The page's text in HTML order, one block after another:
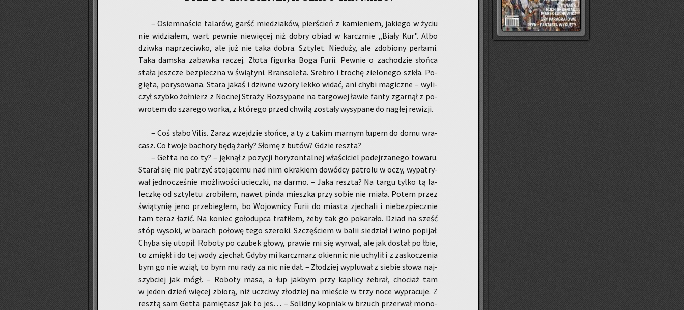
– Osiem­na­ście ta­la­rów, garść mie­dzia­ków, pier­ścień z ka­mie­niem, ja­kie­go w życiu
nie wi­dzia­łem, wart pew­nie niewię­cej niż dobry obiad w karcz­mie „Biały Kur". Albo
dziw­ka na­prze­ciw­ko, ale już nie taka dobra. Szty­let. Nie­du­ży, ale zdo­bio­ny per­ła­mi.
Taka dam­ska za­baw­ka ra­czej. Złota fi­gur­ka Boga Furii. Pew­nie o za­cho­dzie słoń­ca
stała jesz­cze bez­piecz­na w świą­ty­ni. Bran­so­le­ta. Sre­bro i tro­chę zie­lo­ne­go szkła. Po­
gię­ta, po­ry­so­wa­na. Stara jakaś i dziw­ne wzory lekko widać, ani chybi ma­gicz­ne – wy­li­
czył szyb­ko żoł­nierz z Noc­nej Stra­ży. Roz­sy­pa­ne na tar­go­wej ławie fanty zgar­nął z po­
wro­tem do sza­re­go worka, z któ­re­go przed chwi­lą zo­sta­ły wy­sy­pa­ne do na­głej re­wi­zji.
– Coś słabo Vilis. Zaraz wzej­dzie słoń­ce, a ty z takim mar­nym łupem do domu wra­
casz. Co twoje ba­cho­ry będą żarły? Słomę z butów? Gdzie resz­ta?
– Getta no co ty? – jęk­nął z po­zy­cji ho­ry­zon­tal­nej wła­ści­ciel po­dej­rza­ne­go to­wa­ru.
Sta­rał się nie pa­trzyć sto­ją­ce­mu nad nim okra­kiem do­wód­cy pa­tro­lu w oczy, wy­pa­try­
wał jed­no­cze­śnie moż­li­wo­ści uciecz­ki, na darmo. – Jaka resz­ta? Na targu tylko tą la­
lecz­kę od szty­le­tu zro­bi­łem, nawet pinda miesz­ka przy sobie nie miała. Potem przez
świą­ty­nię jeno prze­bie­głem, bo Wo­jow­ni­cy Furii do mia­sta zje­cha­li i nie­bez­piecz­nie
tam teraz łazić. Na ko­niec go­ło­dup­ca tra­fi­łem, żeby tak go po­ka­ra­ło. Dziad na sześć
stóp wy­so­ki, w ba­rach po­ło­wę tego sze­ro­ki. Szczę­ściem w balii sie­dział i wino po­pi­jał.
Chyba się uto­pił. Ro­bo­ty po czu­bek głowy, pra­wie mi się wy­rwał, ale jak do­stał po łbie,
to zmiękł i do tej wody zje­chał. Gdyby mi karcz­marz okien­nic nie uchy­lił i z za­sko­cze­nia
bym go nie wziął, to bym mu rady za nic nie dał. – Zło­dziej wy­plu­wał z sie­bie słowa naj­
szyb­ciej jak mógł. – Ro­bo­ty masa, a łup jak­bym przy ka­pli­cy że­brał, cho­ciaż tam
w jeden dzień wię­cej zbio­rą, niż uczci­wy zło­dziej na mie­ście w trzy noce wy­pra­cu­je. Z
resz­tą sam Getta pa­mię­tasz jak to jes… – So­lid­ny kop­niak w brzuch prze­rwał mo­no­